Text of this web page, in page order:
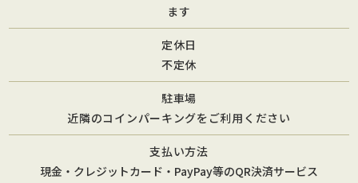
ます
定休日
不定休
駐車場
近隣のコインパーキングをご利用ください
支払い方法
現金・クレジットカード・PayPay等のQR決済サービス